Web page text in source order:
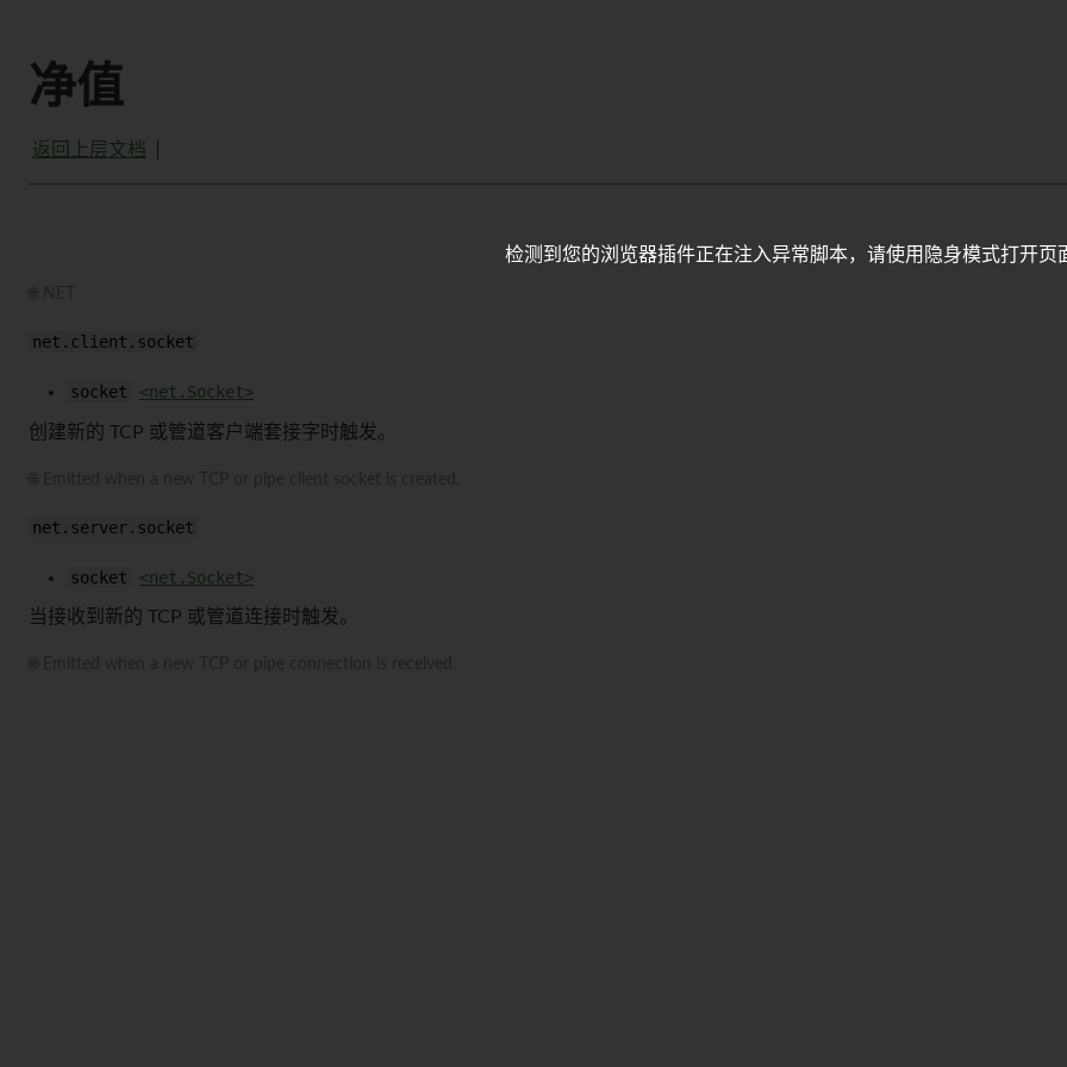
净值
返回上层文档
net.client.socket
socket <net.Socket>
创建新的 TCP 或管道客户端套接字时触发。
net.server.socket
socket <net.Socket>
当接收到新的 TCP 或管道连接时触发。
检测到您的浏览器插件正在注入异常脚本，请使用隐身模式打开页